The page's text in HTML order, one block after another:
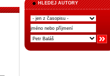
HLEDEJ AUTORY